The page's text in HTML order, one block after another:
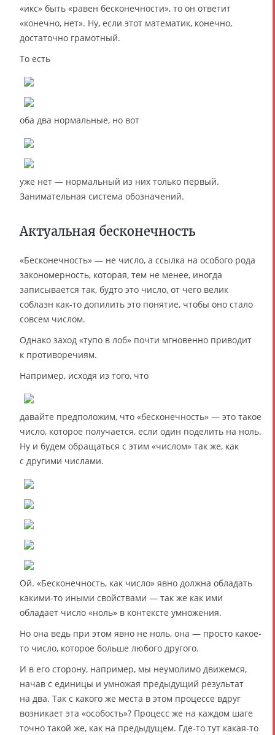
«икс» быть «равен бесконечности», то он ответит
«конечно, нет». Ну, если этот математик, конечно,
достаточно грамотный.
То есть
оба два нормальные, но вот
уже нет — нормальный из них только первый.
Занимательная система обозначений.
Актуальная бесконечность
«Бесконечность» — не число, а ссылка на особого рода
закономерность, которая, тем не менее, иногда
записывается так, будто это число, от чего велик
соблазн как-то допилить это понятие, чтобы оно стало
совсем числом.
Однако заход «тупо в лоб» почти мгновенно приводит
к противоречиям.
Например, исходя из того, что
давайте предположим, что «бесконечность» — это такое
число, которое получается, если один поделить на ноль.
Ну и будем обращаться с этим «числом» так же, как
с другими числами.
Ой. «Бесконечность, как число» явно должна обладать
какими-то иными свойствами — так же как ими
обладает число «ноль» в контексте умножения.
Но она ведь при этом явно не ноль, она — просто какое-
то число, которое больше любого другого.
И в его сторону, например, мы неумолимо движемся,
начав с единицы и умножая предыдущий результат
на два. Так с какого же места в этом процессе вдруг
возникает эта «особость»? Процесс же на каждом шаге
точно такой же, как на предыдущем. Где-то тут какая-то